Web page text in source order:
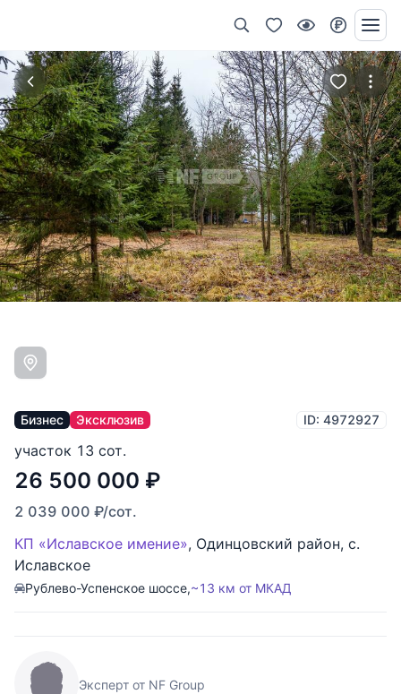
Бизнес Эксклюзив ID: 4972927
участок 13 сот.
26 500 000 ₽
2 039 000 ₽/сот.
КП «Иславское имение», Одинцовский район, с.
Иславское
Рублево-Успенское шоссе,~13 км от МКАД
Эксперт от NF Group